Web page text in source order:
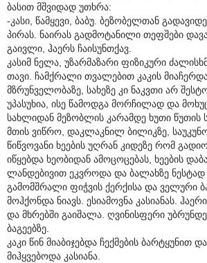
ბასით მშვიდად უთხრა:
-კასი, წამყევი, ბაბუ. ბეზობელთან
პირას. ნაირას გადმოტანილი თეფშები
გაივლი, ჰაერს ჩაისუნთქავ.
კასიმ ნელა, უზარმაზარი ფიზიკური
თავი. ჩამქრალი თვალებით კაკის
მზრუნველობაზე, სახეზე კი ნაკვთი არ
უპასუხია, ისე წამოდგა მორჩილად და
სახლიდან მეზობლის კარამდე ხუთი წუთის
მთის ვიწრო, დაკლაკნილ ბილიკზე,
წიწვოვანი ხეების უღრან კიდეზე რომ
იწყებდა ხეობიდან ამოცოცებას, ხეების
ლანდებივით ეკვროდა და ბალახზე ნესტად
გამომშრალი ფიჭვის ქერქისა და ველური
მოჰქონდა ნიავს. ესიამოვნა კასიანას.
და მხრებში გაიშალა. ღვინისფერი
ბაგეებზე.
კაკი წინ მიაბიჯებდა ჩექმების ბარტყუნით
მიჰყვებოდა კასიანა.